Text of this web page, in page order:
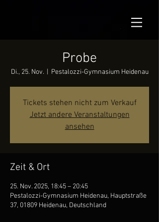
Probe
Di., 25. Nov.
  |
Pestalozzi-Gymnasium Heidenau
Tickets stehen nicht zum Verkauf
Jetzt andere Veranstaltungen
ansehen
Zeit & Ort
25. Nov. 2025, 18:45 – 20:45
Pestalozzi-Gymnasium Heidenau, Hauptstraße
37, 01809 Heidenau, Deutschland